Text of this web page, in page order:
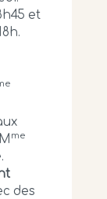
et
me
des